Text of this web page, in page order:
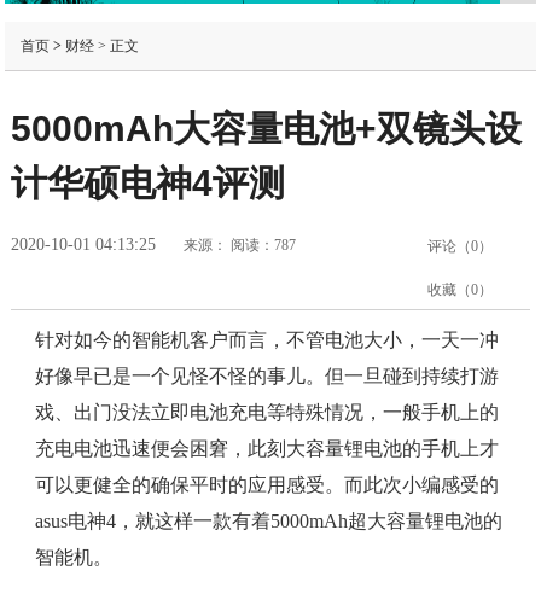
首页> 财经> 正文
5000mAh大容量电池+双镜头设
计华硕电神4评测
2020-10-01 04:13:25 来源： 阅读：787 评论（0）
收藏（0）
针对如今的智能机客户而言，不管电池大小，一天一冲
好像早已是一个见怪不怪的事儿。但一旦碰到持续打游
戏、出门没法立即电池充电等特殊情况，一般手机上的
充电电池迅速便会困窘，此刻大容量锂电池的手机上才
可以更健全的确保平时的应用感受。而此次小编感受的
asus电神4，就这样一款有着5000mAh超大容量锂电池的
智能机。